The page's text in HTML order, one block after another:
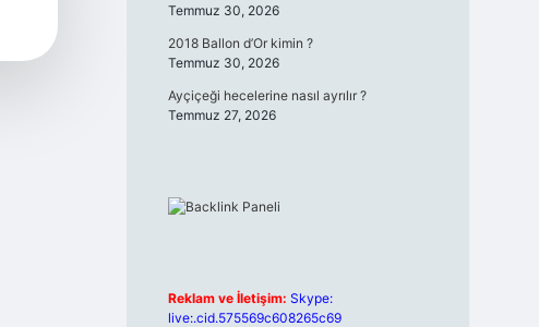
Temmuz 30, 2026
2018 Ballon d’Or kimin ?
Temmuz 30, 2026
Ayçiçeği hecelerine nasıl ayrılır ?
Temmuz 27, 2026
Reklam ve İletişim: Skype:
live:.cid.575569c608265c69